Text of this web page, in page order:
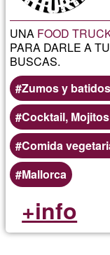
UNA FOOD
PARA DARLE A
BUSCAS.
Zumos y
Cocktail,
Comida
Mallorca
+info